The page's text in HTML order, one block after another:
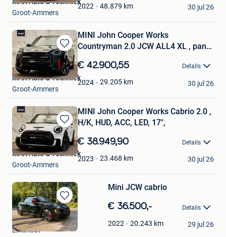
Favorieten2022 48.879 km
Groot-Ammers
30 jul 26
Bewaren
in
Mijn
Favorieten
MINI John Cooper Works
Countryman 2.0 JCW ALL4 XL , pano,
€ 42.900,55 Details
2024 29.205 km
MAK Auto & Techniek
Groot-Ammers
30 jul 26
Bewaren
in
Mijn
Favorieten
MINI John Cooper Works Cabrio 2.0 ,
H/K, HUD, ACC, LED, 17",
€ 38.949,90 Details
2023 23.468 km
MAK Auto & Techniek
Groot-Ammers
30 jul 26
Bewaren
in
Mijn
Favorieten
Mini JCW cabrio
€ 36.500,- Details
2022 20.243 km
GVH
Eindhout
29 jul 26